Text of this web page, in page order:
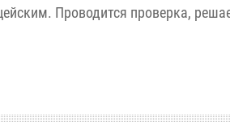
Проводится проверка,